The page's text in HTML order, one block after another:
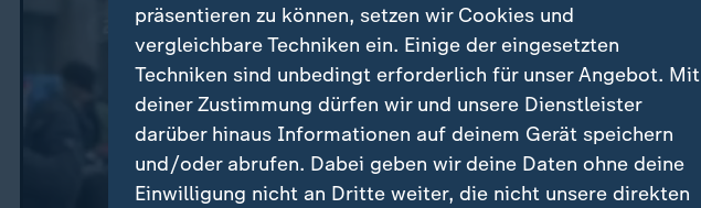
präsentieren zu können, setzen wir Cookies und
vergleichbare Techniken ein. Einige der eingesetzten
Techniken sind unbedingt erforderlich für unser Angebot. Mit
deiner Zustimmung dürfen wir und unsere Dienstleister
darüber hinaus Informationen auf deinem Gerät speichern
und/oder abrufen. Dabei geben wir deine Daten ohne deine
Einwilligung nicht an Dritte weiter, die nicht unsere direkten